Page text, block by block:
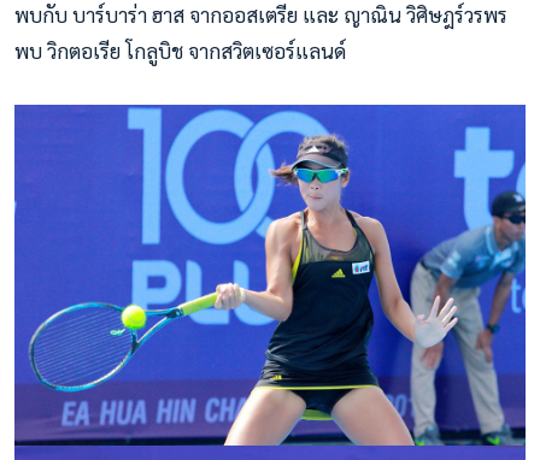
พบกับ บาร์บาร่า ฮาส จากออสเตรีย และ ญาณิน วิศิษฎร์วรพร
พบ วิกตอเรีย โกลูบิช จากสวิตเซอร์แลนด์